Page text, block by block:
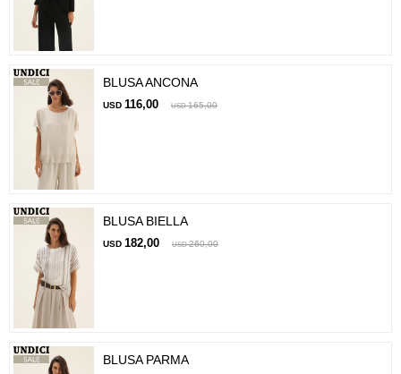
BLUSA ANCONA
USD 116,00 USD 165,00
BLUSA BIELLA
USD 182,00 USD 260,00
BLUSA PARMA